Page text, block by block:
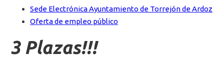
Sede Electrónica Ayuntamiento de Torrejón de Ardoz
Oferta de empleo público
3 Plazas!!!